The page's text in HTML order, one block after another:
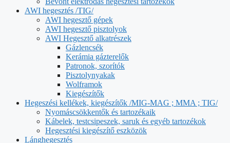
AWI hegesztés /TIG/
AWI hegesztő gépek
AWI hegesztő pisztolyok
AWI Hegesztő alkatrészek
Gázlencsék
Kerámia gázterelők
Patronok, szorítók
Pisztolynyakak
Wolframok
Kiegészítők
Hegeszési kellékek, kiegészítők /MIG-MAG ; MMA ; TIG/
Nyomáscsökkentők és tartozékaik
Kábelek, testcsipeszek, saruk és egyéb tartozékok
Hegesztési kiegészítő eszközök
Lánghegesztés